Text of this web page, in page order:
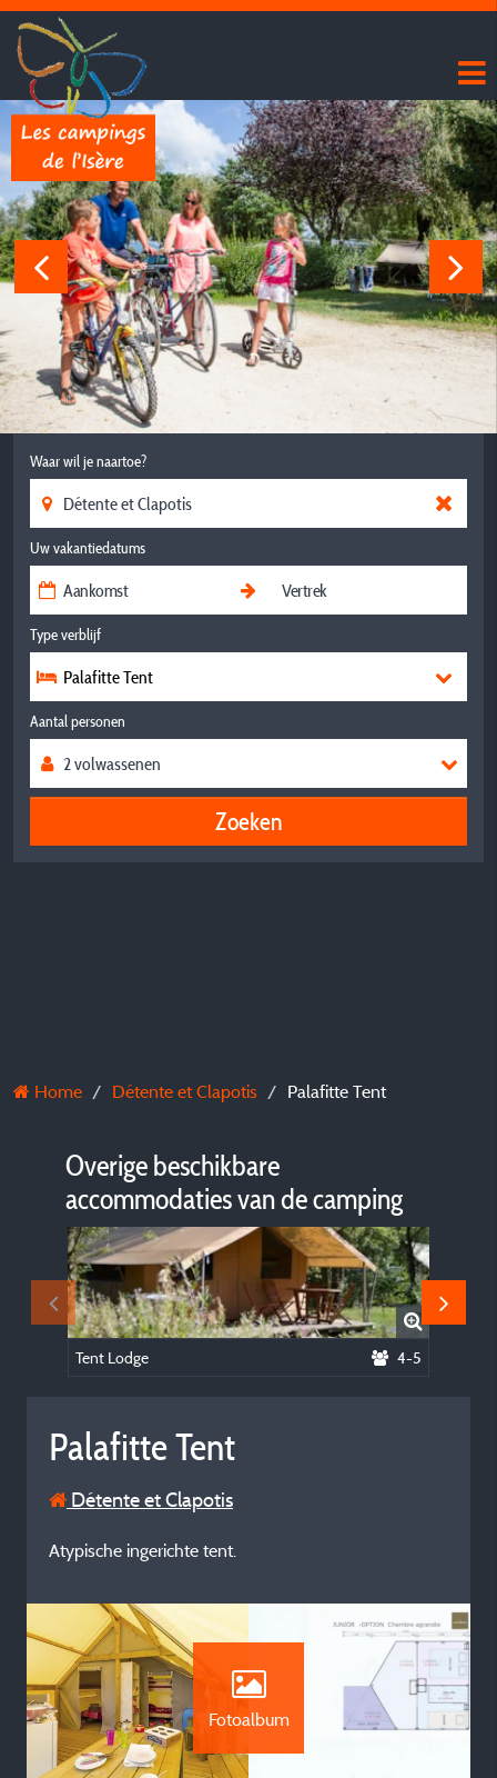
Waar wil je naartoe?
Uw vakantiedatums
Type verblijf
Palafitte Tent
Aantal personen
Zoeken
Home Détente et Clapotis Palafitte Tent
Overige beschikbare
accommodaties van de camping
Tent Lodge 4-5
Palafitte Tent
Détente et Clapotis
Atypische ingerichte tent.
Fotoalbum